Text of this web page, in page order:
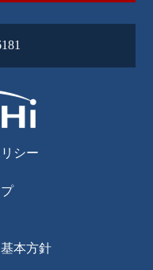
シー
本方針